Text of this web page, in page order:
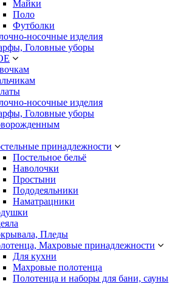
Майки
Поло
Футболки
носочные изделия
Головные уборы
носочные изделия
Головные уборы
принадлежности
Постельное бельё
Наволочки
Простыни
Пододеяльники
Наматрацники
Пледы
Махровые принадлежности
Для кухни
Махровые полотенца
Полотенца и наборы для бани, сауны